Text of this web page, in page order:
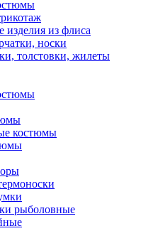
изделия из флиса
носки
толстовки, жилеты
костюмы
рыболовные